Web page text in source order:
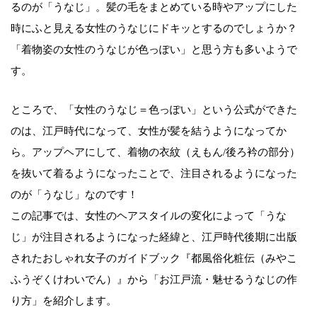
るのが「うなじ」。髪の毛をまとめている時やアップにした
時にふと見える女性のうなじにドキッとするのでしょうか？
「着物姿の女性のうなじが色っぽい」と思う方も多いようで
す。
ところで、「女性のうなじ＝色っぽい」という公式ができた
のは、江戸時代になって、女性が髪を結うようになってか
ら。アップヘアにして、着物の衣紋（えもん/後ろ衿の部分）
を抜いて着るようになったことで、注目されるようになった
のが「うなじ」なのです！
この記事では、女性のヘアスタイルの変化によって「うな
じ」が注目されるようになった経緯と、江戸時代後期に出版
されたおしゃれ女子のガイドブック『都風俗化粧伝（みやこ
ふうぞくけわいでん）』から「お江戸流・魅せるうなじの作
り方」を紹介します。